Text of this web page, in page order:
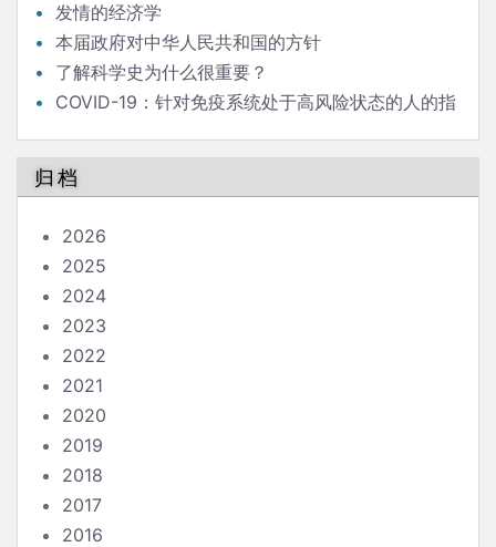
发情的经济学
本届政府对中华人民共和国的方针
了解科学史为什么很重要？
COVID-19：针对免疫系统处于高风险状态的人的指
归档
2026
2025
2024
2023
2022
2021
2020
2019
2018
2017
2016